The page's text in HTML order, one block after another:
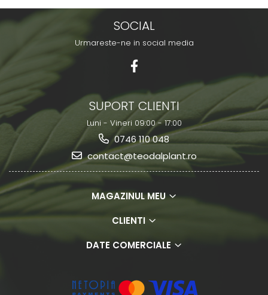
SOCIAL
Urmareste-ne in social media
SUPORT CLIENTI
Luni - Vineri 09:00 - 17:00
0746 110 048
contact@teodalplant.ro
MAGAZINUL MEU
CLIENTI
DATE COMERCIALE